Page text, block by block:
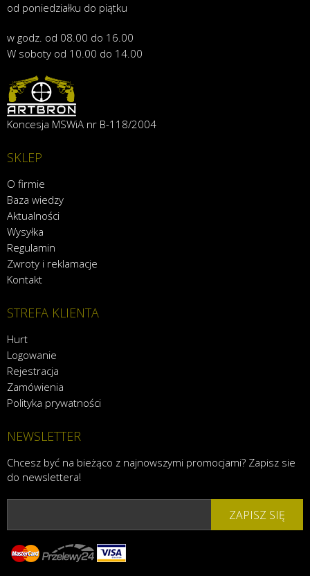
od poniedziałku do piątku
w godz. od 08.00 do 16.00
W soboty od 10.00 do 14.00
Koncesja MSWiA nr B-118/2004
SKLEP
O firmie
Baza wiedzy
Aktualności
Wysyłka
Regulamin
Zwroty i reklamacje
Kontakt
STREFA KLIENTA
Hurt
Logowanie
Rejestracja
Zamówienia
Polityka prywatności
NEWSLETTER
Chcesz być na bieżąco z najnowszymi promocjami? Zapisz sie
do newslettera!
ZAPISZ SIĘ